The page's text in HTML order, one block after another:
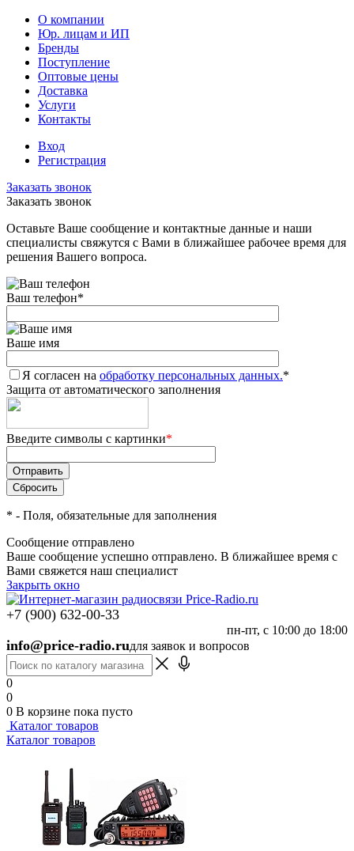
О компании
Юр. лицам и ИП
Бренды
Поступление
Оптовые цены
Доставка
Услуги
Контакты
Вход
Регистрация
Заказать звонок
Заказать звонок
Оставьте Ваше сообщение и контактные данные и наши
специалисты свяжутся с Вами в ближайшее рабочее время для
решения Вашего вопроса.
Ваш телефон*
Ваше имя
Я согласен на обработку персональных данных.*
Защита от автоматического заполнения
Введите символы с картинки*
* - Поля, обязательные для заполнения
Сообщение отправлено
Ваше сообщение успешно отправлено. В ближайшее время с
Вами свяжется наш специалист
Закрыть окно
+7 (900) 632-00-33
пн-пт, с 10:00 до 18:00
info@price-radio.ruдля заявок и вопросов
0
0
0 В корзине пока пусто
Каталог товаров
Каталог товаров